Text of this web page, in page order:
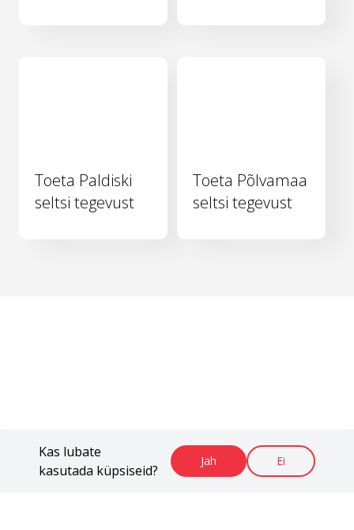
Kas lubate
kasutada küpsiseid?
Jah Ei
Toeta Paldiski
seltsi tegevust
Toeta Põlvamaa
seltsi tegevust